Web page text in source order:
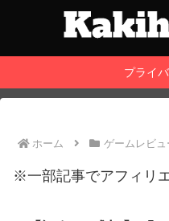
プライ
ホーム ゲームレビュ
※一部記事でアフィリ